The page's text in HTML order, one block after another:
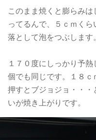
このまま焼くと膨らみ
ってるんで、５ｃｍく
落として泡をつぶします
１７０度にしっかり予
個でも同じです。１８ｃ
押すとブジョジョ・・・
いが焼き上がりです。